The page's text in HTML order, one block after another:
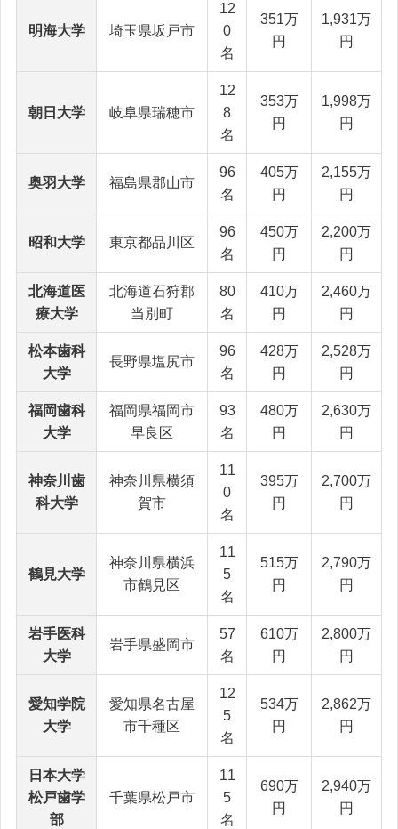
明海大学 埼玉県坂戸市
12
0
名
351万
円
1,931万
円
朝日大学 岐阜県瑞穂市
12
8
名
353万
円
1,998万
円
奥羽大学 福島県郡山市
96
名
405万
円
2,155万
円
昭和大学 東京都品川区
96
名
450万
円
2,200万
円
北海道医
療大学
北海道石狩郡
当別町
80
名
410万
円
2,460万
円
松本歯科
大学
長野県塩尻市
96
名
428万
円
2,528万
円
福岡歯科
大学
福岡県福岡市
早良区
93
名
480万
円
2,630万
円
神奈川歯
科大学
神奈川県横須
賀市
11
0
名
395万
円
2,700万
円
鶴見大学
神奈川県横浜
市鶴見区
11
5
名
515万
円
2,790万
円
岩手医科
大学
岩手県盛岡市
57
名
610万
円
2,800万
円
愛知学院
大学
愛知県名古屋
市千種区
12
5
名
534万
円
2,862万
円
日本大学
松戸歯学
部
千葉県松戸市
11
5
名
690万
円
2,940万
円